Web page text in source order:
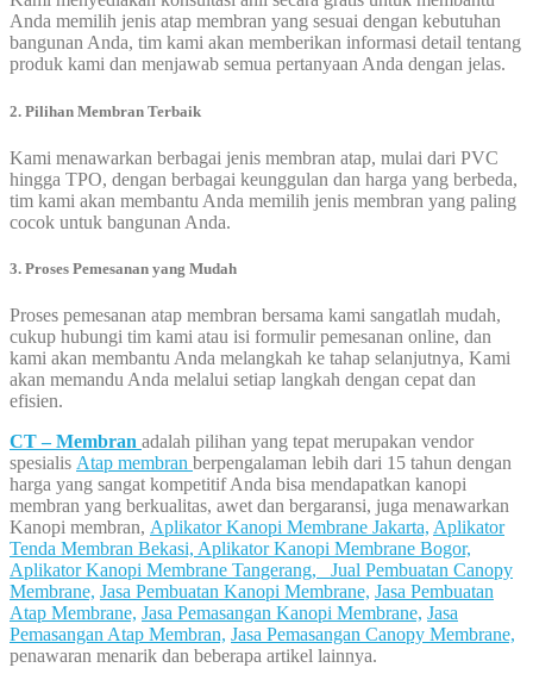
Anda memilih jenis atap membran yang sesuai dengan kebutuhan
bangunan Anda, tim kami akan memberikan informasi detail tentang
produk kami dan menjawab semua pertanyaan Anda dengan jelas.
2. Pilihan Membran Terbaik
Kami menawarkan berbagai jenis membran atap, mulai dari PVC
hingga TPO, dengan berbagai keunggulan dan harga yang berbeda,
tim kami akan membantu Anda memilih jenis membran yang paling
cocok untuk bangunan Anda.
3. Proses Pemesanan yang Mudah
Proses pemesanan atap membran bersama kami sangatlah mudah,
cukup hubungi tim kami atau isi formulir pemesanan online, dan
kami akan membantu Anda melangkah ke tahap selanjutnya, Kami
akan memandu Anda melalui setiap langkah dengan cepat dan
efisien.
CT – Membran adalah pilihan yang tepat merupakan vendor
spesialis Atap membran berpengalaman lebih dari 15 tahun dengan
harga yang sangat kompetitif Anda bisa mendapatkan kanopi
membran yang berkualitas, awet dan bergaransi, juga menawarkan
Kanopi membran, Aplikator Kanopi Membrane Jakarta, Aplikator
Tenda Membran Bekasi, Aplikator Kanopi Membrane Bogor,
Aplikator Kanopi Membrane Tangerang, Jual Pembuatan Canopy
Membrane, Jasa Pembuatan Kanopi Membrane, Jasa Pembuatan
Atap Membrane, Jasa Pemasangan Kanopi Membrane, Jasa
Pemasangan Atap Membran, Jasa Pemasangan Canopy Membrane,
penawaran menarik dan beberapa artikel lainnya.